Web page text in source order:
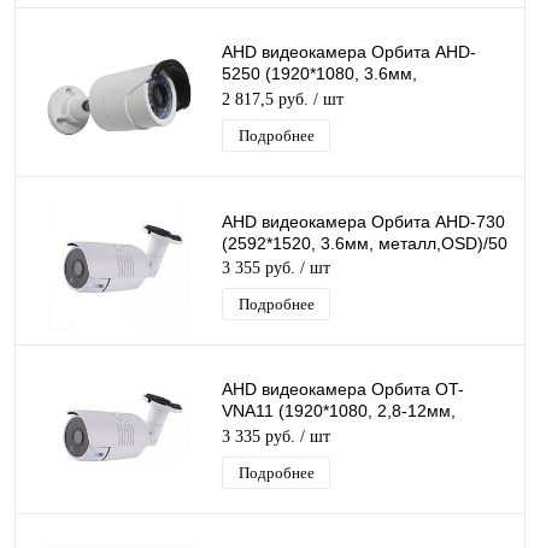
AHD видеокамера Орбита AHD-
5250 (1920*1080, 3.6мм,
металл)/20
2 817,5 руб. / шт
Подробнее
AHD видеокамера Орбита AHD-730
(2592*1520, 3.6мм, металл,OSD)/50
3 355 руб. / шт
Подробнее
AHD видеокамера Орбита OT-
VNA11 (1920*1080, 2,8-12мм,
металл)
3 335 руб. / шт
Подробнее